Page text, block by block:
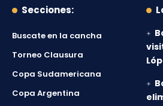
Secciones:
Buscate en la cancha
Torneo Clausura
Copa Sudamericana
Copa Argentina